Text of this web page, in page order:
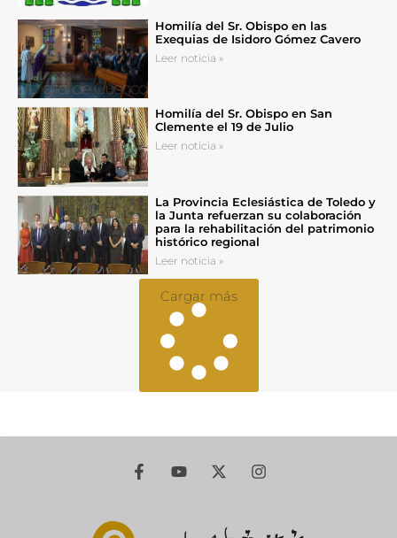
Homilía del Sr. Obispo en las
Exequias de Isidoro Gómez Cavero
Leer noticia »
Homilía del Sr. Obispo en San
Clemente el 19 de Julio
Leer noticia »
La Provincia Eclesiástica de Toledo y
la Junta refuerzan su colaboración
para la rehabilitación del patrimonio
histórico regional
Leer noticia »
Cargar más